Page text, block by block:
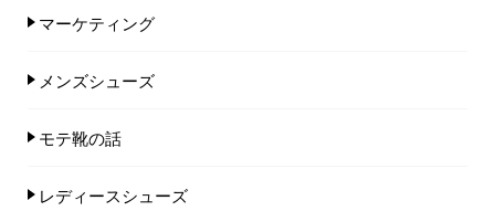
マーケティング
メンズシューズ
モテ靴の話
レディースシューズ